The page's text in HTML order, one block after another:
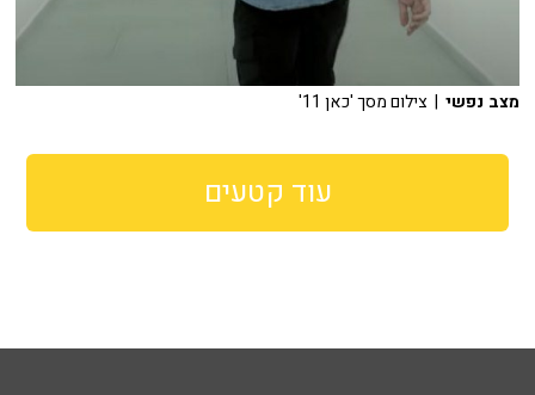
מצב נפשי | צילום מסך 'כאן 11'
עוד קטעים